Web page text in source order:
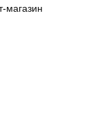
магазин